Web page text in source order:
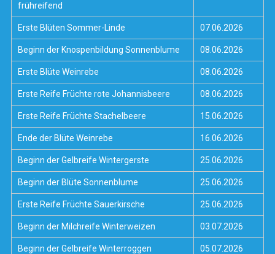
frühreifend
Erste Blüten Sommer-Linde 07.06.2026
Beginn der Knospenbildung Sonnenblume 08.06.2026
Erste Blüte Weinrebe 08.06.2026
Erste Reife Früchte rote Johannisbeere 08.06.2026
Erste Reife Früchte Stachelbeere 15.06.2026
Ende der Blüte Weinrebe 16.06.2026
Beginn der Gelbreife Wintergerste 25.06.2026
Beginn der Blüte Sonnenblume 25.06.2026
Erste Reife Früchte Sauerkirsche 25.06.2026
Beginn der Milchreife Winterweizen 03.07.2026
Beginn der Gelbreife Winterroggen 05.07.2026